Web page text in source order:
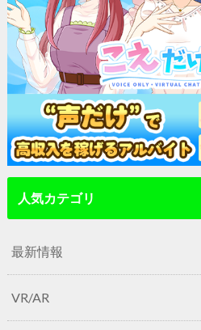
人気カテゴリ
最新情報
VR/AR